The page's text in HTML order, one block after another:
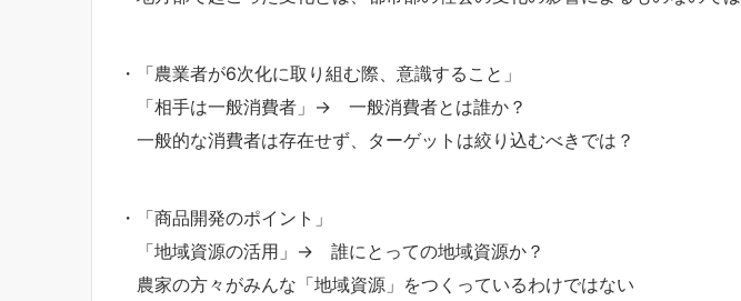
・「農業者が6次化に取り組む際、意識すること」
「相手は一般消費者」→ 一般消費者とは誰か？
一般的な消費者は存在せず、ターゲットは絞り込むべきでは？
・「商品開発のポイント」
「地域資源の活用」→ 誰にとっての地域資源か？
農家の方々がみんな「地域資源」をつくっているわけではない